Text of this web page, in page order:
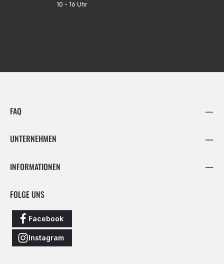
10 - 16 Uhr
FAQ
UNTERNEHMEN
INFORMATIONEN
FOLGE UNS
Facebook
Instagram